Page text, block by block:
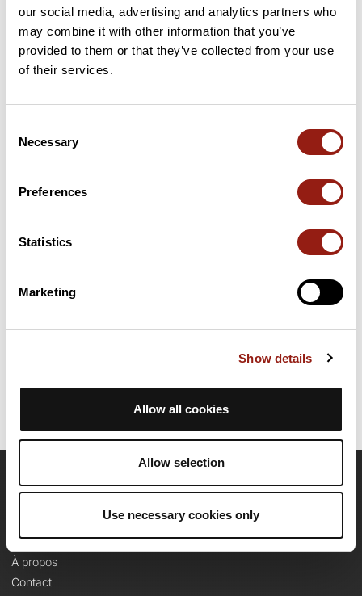
our social media, advertising and analytics partners who
may combine it with other information that you’ve
provided to them or that they’ve collected from your use
of their services.
Selection
Necessary
Preferences
Statistics
Marketing
Show details
Allow all cookies
Allow selection
Use necessary cookies only
Avis des utilisateurs
Soyez le premier à ajouter un avis !
Découvrez ce parcours de vélo de 95 km qui débute à
Lavaurette et se termine à Saint-Antonin-Noble-Val. Il présente
heures et 28 minutes pour réaliser ce parcours.
Date de création du parcours: 20 novembre 2020 à 10:29:36.
OpenRunner
Carrières
À propos
Contact